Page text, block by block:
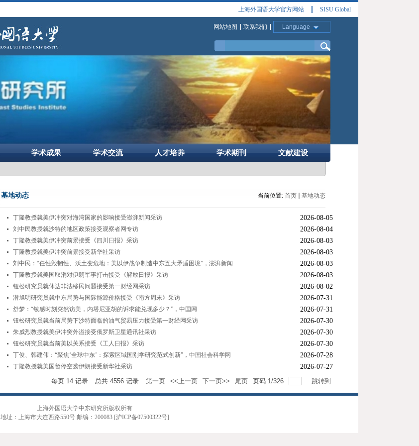
上海外国语大学官方网站 SISU Global
网站地图 联系我们 Language
学术成果 学术交流 人才培养 学术期刊 文献建设
基地动态 当前位置: 首页 基地动态
丁隆教授就美伊冲突对海湾国家的影响接受澎湃新闻采访 2026-08-05
刘中民教授就沙特的地区政策接受观察者网专访 2026-08-04
丁隆教授就美伊冲突前景接受《四川日报》采访 2026-08-03
丁隆教授就美伊冲突前景接受新华社采访 2026-08-03
刘中民：“任性毁韧性、沃土变危地：美以伊战争制造中东五大矛盾困境”，澎湃新闻 2026-08-03
丁隆教授就美国取消对伊朗军事打击接受《解放日报》采访 2026-08-03
钮松研究员就休达非法移民问题接受第一财经网采访 2026-08-02
潜旭明研究员就中东局势与国际能源价格接受《南方周末》采访 2026-07-31
舒梦：“​敏感时刻突然访美，内塔尼亚胡的诉求能兑现多少？”，中国网 2026-07-31
钮松研究员就当前局势下沙特面临的油气贸易压力接受第一财经网采访 2026-07-30
朱威烈教授就美伊冲突外溢接受俄罗斯卫星通讯社采访 2026-07-30
钮松研究员就当前美以关系接受《工人日报》采访 2026-07-30
丁俊、韩建伟：“聚焦‘全球中东’：探索区域国别学研究范式创新”，中国社会科学网 2026-07-28
丁隆教授就美国暂停空袭伊朗接受新华社采访
2026-07-27
每页 14 记录 总共 4556 记录 第一页 <<上一页 下一页>> 尾页 页码 1/326 跳转到
上海外国语大学中东研究所版权所有
地址：上海市大连西路550号 邮编：200083 [沪ICP备07500322号]